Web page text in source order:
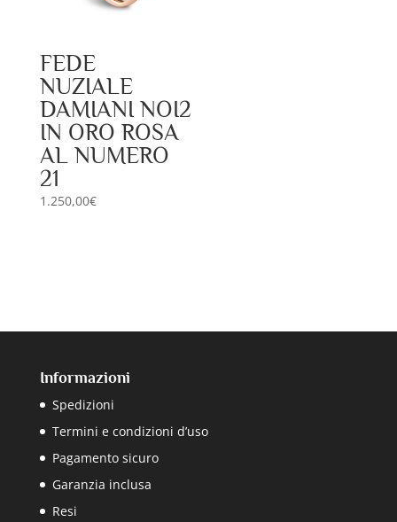
FEDE
NUZIALE
DAMIANI NOI2
IN ORO ROSA
AL NUMERO
21
1.250,00€
Informazioni
Spedizioni
Termini e condizioni d’uso
Pagamento sicuro
Garanzia inclusa
Resi